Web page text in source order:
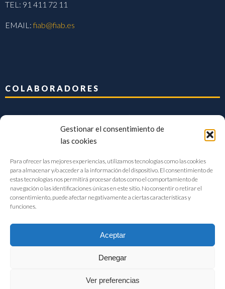
Gestionar el consentimiento de
las cookies
Para ofrecer las mejores experiencias, utilizamos tecnologías como las cookies
para almacenar y/o acceder a la información del dispositivo. El consentimiento de
estas tecnologías nos permitirá procesar datos como el comportamiento de
navegación o las identificaciones únicas en este sitio. No consentir o retirar el
consentimiento, puede afectar negativamente a ciertas características y
funciones.
Aceptar
Denegar
Ver preferencias
TEL: 91 411 72 11
EMAIL:fiab@fiab.es
COLABORADORES
FIAB Federación Española de Industrias de la Alimentación y Bebidas